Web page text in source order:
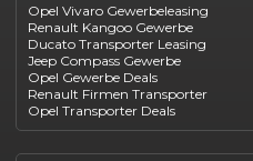
Jeep
Suzuki
BYD
Kia
Mazda
Citroën
Abarth
Fiat Professional
Opel Vivaro Gewerbeleasing
Renault Kangoo Gewerbe
Ducato Transporter Leasing
Jeep Compass Gewerbe
Opel Gewerbe Deals
Renault Firmen Transporter
Opel Transporter Deals